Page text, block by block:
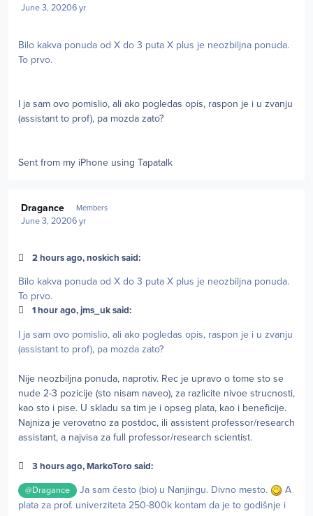
June 3, 20206 yr
Bilo kakva ponuda od X do 3 puta X plus je neozbiljna ponuda.
To prvo.
I ja sam ovo pomislio, ali ako pogledas opis, raspon je i u zvanju
(assistant to prof), pa mozda zato?
Sent from my iPhone using Tapatalk
Dragance Members
June 3, 20206 yr
2 hours ago, noskich said:
Bilo kakva ponuda od X do 3 puta X plus je neozbiljna ponuda.
To prvo.
1 hour ago, jms_uk said:
I ja sam ovo pomislio, ali ako pogledas opis, raspon je i u zvanju
(assistant to prof), pa mozda zato?
Nije neozbiljna ponuda, naprotiv. Rec je upravo o tome sto se
nude 2-3 pozicije (sto nisam naveo), za razlicite nivoe strucnosti,
kao sto i pise. U skladu sa tim je i opseg plata, kao i beneficije.
Najniza je verovatno za postdoc, ili assistent professor/research
assistant, a najvisa za full professor/research scientist.
3 hours ago, MarkoToro said:
@Dragance Ja sam često (bio) u Nanjingu. Divno mesto.
A
plata za prof. univerziteta 250-800k kontam da je to godišnje i